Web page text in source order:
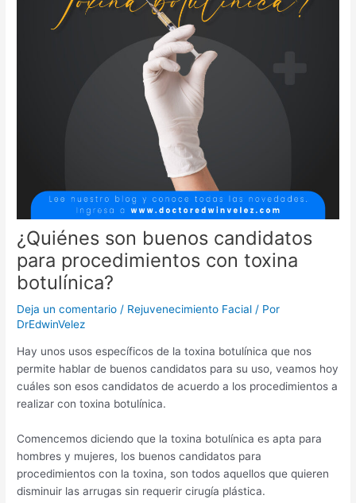
¿Quiénes son buenos candidatos
para procedimientos con toxina
botulínica?
Deja un comentario / Rejuvenecimiento Facial / Por
DrEdwinVelez
Hay unos usos específicos de la toxina botulínica que nos
permite hablar de buenos candidatos para su uso, veamos hoy
cuáles son esos candidatos de acuerdo a los procedimientos a
realizar con toxina botulínica.
Comencemos diciendo que la toxina botulínica es apta para
hombres y mujeres, los buenos candidatos para
procedimientos con la toxina, son todos aquellos que quieren
disminuir las arrugas sin requerir cirugía plástica.